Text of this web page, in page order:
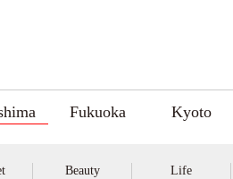
Fukuoka Kyoto
Beauty Life